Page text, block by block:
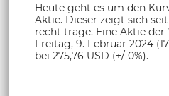
Heute geht es um den
Aktie. Dieser zeigt sich
recht träge. Eine Aktie der
Freitag, 9. Februar 2024
bei 275,76 USD (+/-0%).